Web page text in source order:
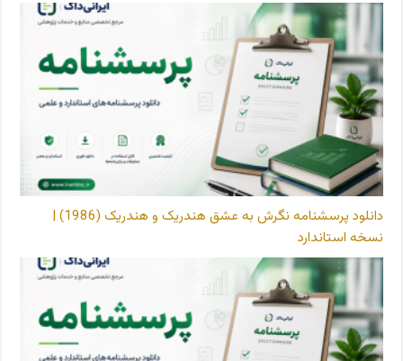
دانلود پرسشنامه نگرش به عشق هندریک و هندریک (1986) |
نسخه استاندارد